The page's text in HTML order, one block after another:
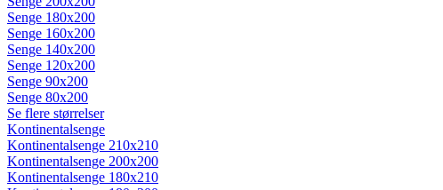
Senge 180x200
Senge 160x200
Senge 140x200
Senge 120x200
Senge 90x200
Senge 80x200
Se flere størrelser
Kontinentalsenge
Kontinentalsenge 210x210
Kontinentalsenge 200x200
Kontinentalsenge 180x210